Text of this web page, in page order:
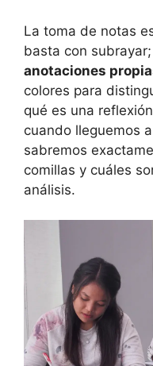
La toma de notas
basta con
anotaciones
colores para
qué es una
cuando lleguemos
sabremos
comillas y cuáles
análisis.